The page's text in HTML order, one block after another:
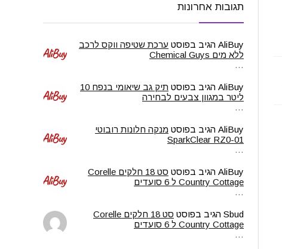
תגובות אחרונות
AliBuy הגיב בפוסט ערכת שטיפה ווקס לרכב
ללא מים Chemical Guys
…
AliBuy הגיב בפוסט
תיק גב שיאומי בנפח 10
ליטר במגוון צבעים לבחירה
…
AliBuy הגיב בפוסט מנקה חלונות רובוטי
SparkClear RZ0-01
…
AliBuy הגיב בפוסט
סט 18 חלקים Corelle
Country Cottage ל 6 סועדים
…
Sbud הגיב בפוסט
סט 18 חלקים Corelle
Country Cottage ל 6 סועדים
…